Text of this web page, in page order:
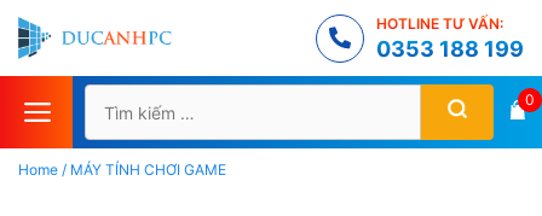
Chuyển
đến
nội
dung
HOTLINE TƯ VẤN:
0353 188 199
Tìm
kiếm
cho:
0
Home / MÁY TÍNH CHƠI GAME